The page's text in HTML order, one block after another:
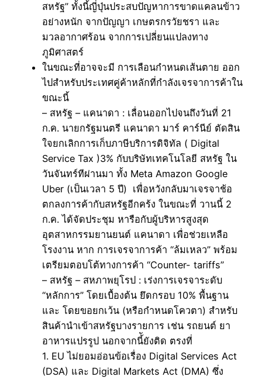
สหรัฐ” ทั้งนี้ญี่ปุ่นประสบปัญหาการขาดแคลนข้าว
อย่างหนัก จากปัญญา เกษตรกรวัยชรา และ
มวลอากาศร้อน จากการเปลี่ยนแปลงทาง
ภูมิศาสตร์
ในขณะที่อาจจะมี การเลือนกำหนดเส้นตาย ออก
ไปสำหรับประเทศคู่ค้าหลักที่กำลังเจรจาการค้าใน
ขณะนี้
– สหรัฐ – แคนาดา : เลื่อนออกไปจนถึงวันที่ 21
ก.ค. นายกรัฐมนตรี แคนาดา มาร์ คาร์นีย์ ตัดสิน
ใจยกเลิกการเก็บภาษีบริการดิจิทัล ( Digital
Service Tax )3% กับบริษัทเทคโนโลยี สหรัฐ ใน
วันจันทร์ทีผ่านมา ทั้ง Meta Amazon Google
Uber (เป็นเวลา 5 ปี) เพื่อหวังกลับมาเจรจาช้อ
ตกลงการค้ากับสหรัฐอีกคร้ง ในขณะที่ วานนี้ 2
ก.ค. ได้จัดประชุม หารือกับผู้บริหารสูงสุด
อุตสาหกรรมยานยนต์ แคนาดา เพื่อช่วยเหลือ
โรงงาน หาก การเจรจาการค้า “ล้มเหลว” พร้อม
เตรียมตอบโต้ทางการค้า “Counter- tariffs”
– สหรัฐ – สหภาพยุโรป : เร่งการเจรจาระดับ
“หลักการ” โดยเบื้องต้น ยึดกรอบ 10% พื้นฐาน
และ โดยขอยกเว้น (หรือกำหนดโควตา) สำหรับ
สินค้านำเข้าสหรัฐบางรายการ เช่น รถยนต์ ยา
อาหารแปรรูป นอกจากนี้ัยังติด ตรงที่
1. EU ไม่ยอมอ่อนข้อเรื่อง Digital Services Act
(DSA) และ Digital Markets Act (DMA) ซึ่ง